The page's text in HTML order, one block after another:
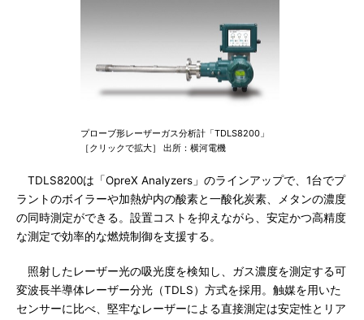
プローブ形レーザーガス分析計「TDLS8200」
［クリックで拡大］ 出所：横河電機
TDLS8200は「OpreX Analyzers」のラインアップで、1台でプ
ラントのボイラーや加熱炉内の酸素と一酸化炭素、メタンの濃度
の同時測定ができる。設置コストを抑えながら、安定かつ高精度
な測定で効率的な燃焼制御を支援する。
照射したレーザー光の吸光度を検知し、ガス濃度を測定する可
変波長半導体レーザー分光（TDLS）方式を採用。触媒を用いた
センサーに比べ、堅牢なレーザーによる直接測定は安定性とリア